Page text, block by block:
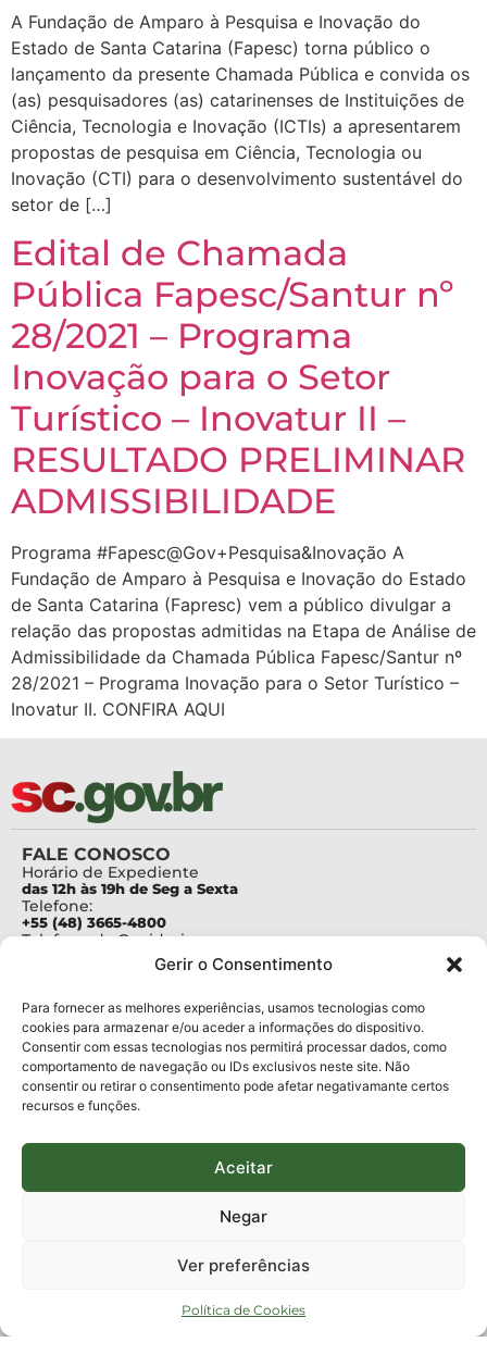
Gerir o Consentimento
Para fornecer as melhores experiências, usamos tecnologias como
cookies para armazenar e/ou aceder a informações do dispositivo.
Consentir com essas tecnologias nos permitirá processar dados, como
comportamento de navegação ou IDs exclusivos neste site. Não
consentir ou retirar o consentimento pode afetar negativamante certos
recursos e funções.
Aceitar
Negar
Ver preferências
Política de Cookies
A Fundação de Amparo à Pesquisa e Inovação do
Estado de Santa Catarina (Fapesc) torna público o
lançamento da presente Chamada Pública e convida os
(as) pesquisadores (as) catarinenses de Instituições de
Ciência, Tecnologia e Inovação (ICTIs) a apresentarem
propostas de pesquisa em Ciência, Tecnologia ou
Inovação (CTI) para o desenvolvimento sustentável do
setor de […]
Edital de Chamada
Pública Fapesc/Santur nº
28/2021 – Programa
Inovação para o Setor
Turístico – Inovatur II –
RESULTADO PRELIMINAR
ADMISSIBILIDADE
Programa #Fapesc@Gov+Pesquisa&Inovação A
Fundação de Amparo à Pesquisa e Inovação do Estado
de Santa Catarina (Fapresc) vem a público divulgar a
relação das propostas admitidas na Etapa de Análise de
Admissibilidade da Chamada Pública Fapesc/Santur nº
28/2021 – Programa Inovação para o Setor Turístico –
Inovatur II. CONFIRA AQUI
FALE CONOSCO
Horário de Expediente
das 12h às 19h de Seg a Sexta
Telefone:
+55 (48) 3665-4800
Telefone da Ouvidoria
Para assuntos relacionados à Pesquisa
pesquisa@fapesc.sc.gov.br
Para assuntos relacionados à Inovação
inovacao@fapesc.sc.gov.br
Para assuntos relacionados à Bolsas
bolsas@fapesc.sc.gov.br
Para assuntos relacionados à Prestação de Contas
Para assuntos relacionados à Plataforma
plataforma@fapesc.sc.gov.br
Jair Artur da Silva dpo@fapesc.sc.gov.br 3665-4831
km 01, Módulo 12A, Edifício Fapesc / Celta, 5° andar